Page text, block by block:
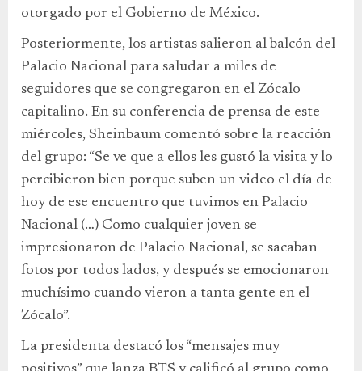
otorgado por el Gobierno de México.
Posteriormente, los artistas salieron al balcón del
Palacio Nacional para saludar a miles de
seguidores que se congregaron en el Zócalo
capitalino. En su conferencia de prensa de este
miércoles, Sheinbaum comentó sobre la reacción
del grupo: “Se ve que a ellos les gustó la visita y lo
percibieron bien porque suben un video el día de
hoy de ese encuentro que tuvimos en Palacio
Nacional (…) Como cualquier joven se
impresionaron de Palacio Nacional, se sacaban
fotos por todos lados, y después se emocionaron
muchísimo cuando vieron a tanta gente en el
Zócalo”.
La presidenta destacó los “mensajes muy